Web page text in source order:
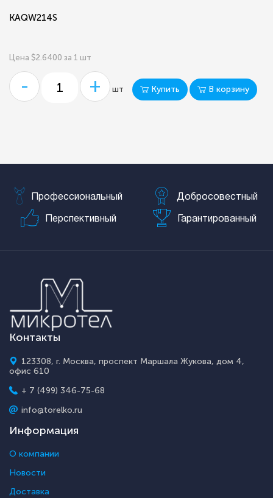
KAQW214S
Цена $2.6400 за 1 шт
- + шт Купить В корзину
Профессиональный Добросовестный
Перспективный Гарантированный
Контакты
123308, г. Москва, проспект Маршала Жукова, дом 4,
офис 610
+ 7 (499) 346-75-68
info@torelko.ru
Информация
О компании
Новости
Доставка